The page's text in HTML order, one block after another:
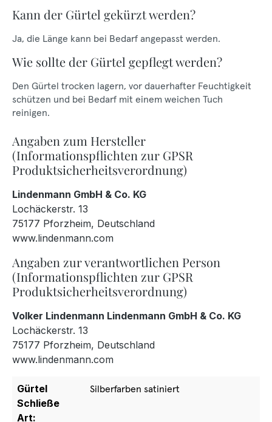
Kann der Gürtel gekürzt werden?
Ja, die Länge kann bei Bedarf angepasst werden.
Wie sollte der Gürtel gepflegt werden?
Den Gürtel trocken lagern, vor dauerhafter Feuchtigkeit
schützen und bei Bedarf mit einem weichen Tuch
reinigen.
Angaben zum Hersteller
(Informationspflichten zur GPSR
Produktsicherheitsverordnung)
Lindenmann GmbH & Co. KG
Lochäckerstr. 13
75177 Pforzheim, Deutschland
www.lindenmann.com
Angaben zur verantwortlichen Person
(Informationspflichten zur GPSR
Produktsicherheitsverordnung)
Volker Lindenmann Lindenmann GmbH & Co. KG
Lochäckerstr. 13
75177 Pforzheim, Deutschland
www.lindenmann.com
Gürtel
Schließe
Art:
Silberfarben satiniert